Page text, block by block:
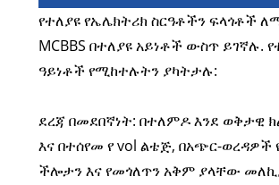
የተለያዩ የኤሌክትሪክ ስርዓቶችን ፍላጎቶች
MCBBS በተለያዩ አይነቶች ውስጥ ይገኛሉ.
ዓይነቶች የሚከተሉትን ያካትታሉ:
ደረጃ በመደበኛነት: በተለምዶ እንደ ወቅታዊ
እና በተሰየመ የ vol ልቴጅ, በአጭር-ወረዳዎች
ችሎታን እና የመጎለጥን አቅም ያላቸው